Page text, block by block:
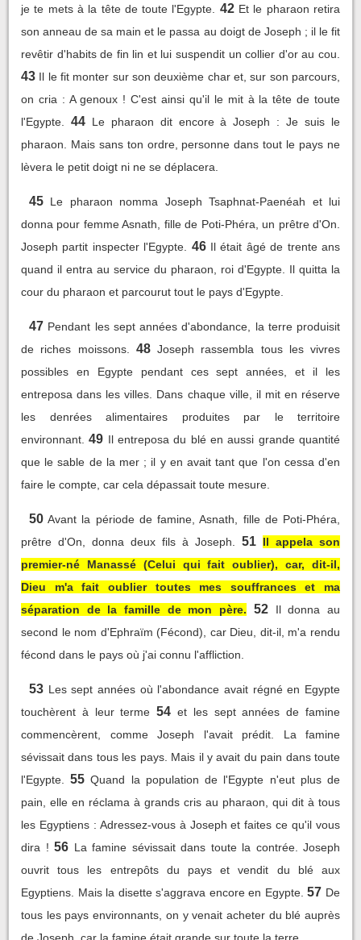
je te mets à la tête de toute l'Egypte.
42 Et le pharaon retira
son anneau de sa main et le passa au doigt de Joseph ; il le fit
revêtir d'habits de fin lin et lui suspendit un collier d'or au cou.
43 Il le fit monter sur son deuxième char et, sur son parcours,
on cria : A genoux ! C'est ainsi qu'il le mit à la tête de toute
l'Egypte.
44 Le pharaon dit encore à Joseph : Je suis le
pharaon. Mais sans ton ordre, personne dans tout le pays ne
lèvera le petit doigt ni ne se déplacera.
45 Le pharaon nomma Joseph Tsaphnat-Paenéah et lui
donna pour femme Asnath, fille de Poti-Phéra, un prêtre d'On.
Joseph partit inspecter l'Egypte.
46 Il était âgé de trente ans
quand il entra au service du pharaon, roi d'Egypte. Il quitta la
cour du pharaon et parcourut tout le pays d'Egypte.
47 Pendant les sept années d'abondance, la terre produisit
de riches moissons.
48 Joseph rassembla tous les vivres
possibles en Egypte pendant ces sept années, et il les
entreposa dans les villes. Dans chaque ville, il mit en réserve
les denrées alimentaires produites par le territoire
environnant. 49 Il entreposa du blé en aussi grande quantité
que le sable de la mer ; il y en avait tant que l'on cessa d'en
faire le compte, car cela dépassait toute mesure.
50 Avant la période de famine, Asnath, fille de Poti-Phéra,
prêtre d'On, donna deux fils à Joseph.
51 Il appela son
premier-né Manassé (Celui qui fait oublier), car, dit-il,
Dieu m'a fait oublier toutes mes souffrances et ma
séparation de la famille de mon père.
52
Il donna au
second le nom d'Ephraïm (Fécond), car Dieu, dit-il, m'a rendu
fécond dans le pays où j'ai connu l'affliction.
53 Les sept années où l'abondance avait régné en Egypte
touchèrent à leur terme 54 et les sept années de famine
commencèrent, comme Joseph l'avait prédit. La famine
sévissait dans tous les pays. Mais il y avait du pain dans toute
l'Egypte.
55 Quand la population de l'Egypte n'eut plus de
pain, elle en réclama à grands cris au pharaon, qui dit à tous
les Egyptiens : Adressez-vous à Joseph et faites ce qu'il vous
dira ! 56 La famine sévissait dans toute la contrée. Joseph
ouvrit tous les entrepôts du pays et vendit du blé aux
Egyptiens. Mais la disette s'aggrava encore en Egypte. 57 De
tous les pays environnants, on y venait acheter du blé auprès